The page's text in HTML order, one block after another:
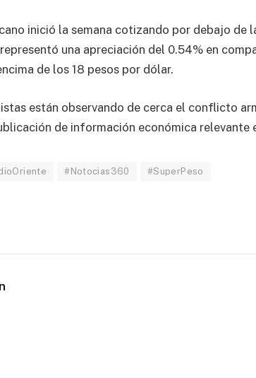
inició la semana cotizando por debajo de
una apreciación del 0.54% en
de los 18 pesos por dólar.
están observando de cerca el conflicto
de información económica relevante
#Notocias360 #SuperPeso